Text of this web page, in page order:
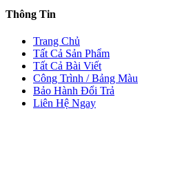
Thông Tin
Trang Chủ
Tất Cả Sản Phẩm
Tất Cả Bài Viết
Công Trình / Bảng Màu
Bảo Hành Đổi Trả
Liên Hệ Ngay